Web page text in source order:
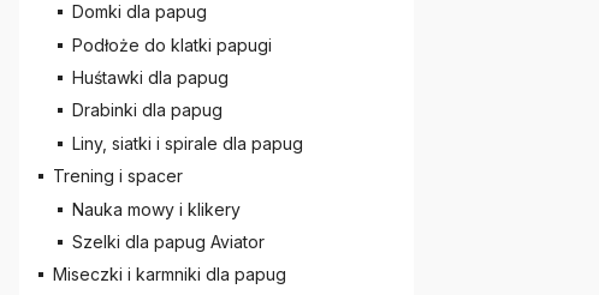
Domki dla papug
Podłoże do klatki papugi
Huśtawki dla papug
Drabinki dla papug
Liny, siatki i spirale dla papug
Trening i spacer
Nauka mowy i klikery
Szelki dla papug Aviator
Miseczki i karmniki dla papug